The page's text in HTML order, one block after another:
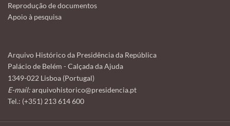
Reprodução de documentos
Apoio à pesquisa
Arquivo Histórico da Presidência da República
Palácio de Belém - Calçada da Ajuda
1349-022 Lisboa (Portugal)
E-mail:arquivohistorico@presidencia.pt
Tel.: (+351) 213 614 600